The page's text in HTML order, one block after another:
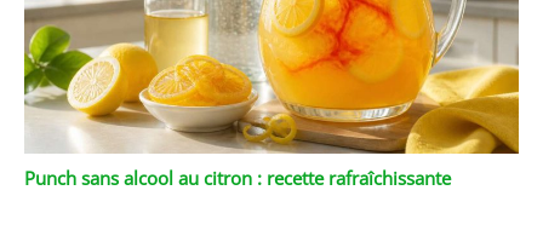
Punch sans alcool au citron : recette rafraîchissante